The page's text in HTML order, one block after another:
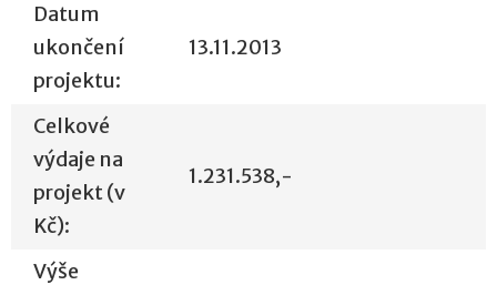
Datum
ukončení
projektu:
13.11.2013
Celkové
výdaje na
projekt (v
Kč):
1.231.538,-
Výše